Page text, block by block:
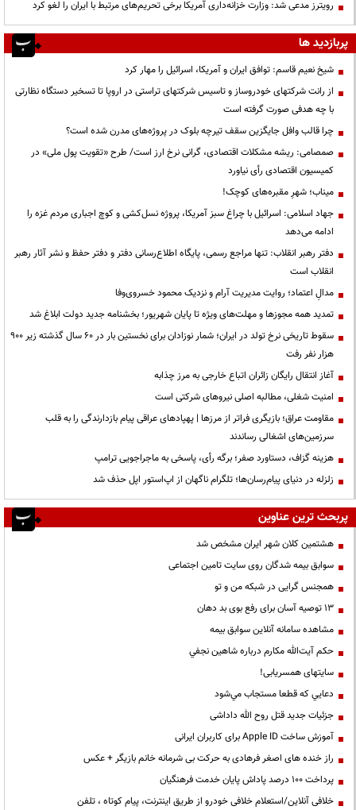
رویترز مدعی شد: وزارت خزانه‌داری آمریکا برخی تحریم‌های مرتبط با ایران را لغو کرد
پربازدید ها
شیخ نعیم قاسم: توافق ایران و آمریکا، اسرائیل را مهار کرد
از رانت‌ شرکتهای خودروساز و تاسیس شرکتهای تراستی در اروپا تا تسخیر دستگاه نظارتی
با چه هدفی صورت گرفته است
چرا قالب وافل جایگزین سقف تیرچه بلوک در پروژه‌های مدرن شده است؟
صمصامی: ریشه مشکلات اقتصادی، گرانی نرخ ارز است/ طرح «تقویت پول ملی» در
کمیسیون اقتصادی رأی نیاورد
میناب؛ شهرِ مقبره‌های کوچک!
جهاد اسلامی: اسرائیل با چراغ سبز آمریکا، پروژه نسل‌کشی و کوچ اجباری مردم غزه را
ادامه می‌دهد
دفتر رهبر انقلاب: تنها مراجع رسمی، پایگاه اطلاع‌رسانی دفتر و دفتر حفظ و نشر آثار رهبر
انقلاب است
مدالِ اعتماد؛ روایت مدیریت آرام و نزدیک محمود خسروی‌وفا
تمدید همه مجوزها و مهلت‌های ویژه تا پایان شهریور؛ بخشنامه جدید دولت ابلاغ شد
سقوط تاریخی نرخ تولد در ایران؛ شمار نوزادان برای نخستین بار در ۶۰ سال گذشته زیر ۹۰۰
هزار نفر رفت
آغاز انتقال رایگان زائران اتباع خارجی به مرز چذابه
‌امنیت شغلی، مطالبه اصلی نیروهای شرکتی است
مقاومت عراق؛ بازیگری فراتر از مرزها | پهپادهای عراقی پیام بازدارندگی را به قلب
سرزمین‌های اشغالی رساندند
هزینه گزاف، دستاورد صفر؛ برگه رأی، پاسخی به ماجراجویی ترامپ
زلزله در دنیای پیام‌رسان‌ها؛ تلگرام ناگهان از اپ‌استور اپل حذف شد
پربحث ترین عناوین
هشتمین کلان شهر ایران مشخص شد
سوابق بیمه شدگان روی سایت تامین اجتماعی
همجنس گرایی در شبکه من و تو
13 توصیه آسان برای رفع بوی بد دهان
مشاهده سامانه آنلاين سوابق بیمه
حكم آيت‌الله مكارم درباره شاهين نجفي
سایتهای همسریابی!
دعايي كه قطعا مستجاب مي‌شود
جزئیات جدید قتل روح الله داداشی
آموزش ساخت Apple ID برای کاربران ایرانی
راز خنده های اصغر فرهادی به حرکت بی شرمانه خانم بازیگر + عکس
پرداخت ۱۰۰ درصد پاداش پایان خدمت فرهنگیان
خلافی آنلاین/استعلام خلافی خودرو از طریق اینترنت، پیام کوتاه ، تلفن